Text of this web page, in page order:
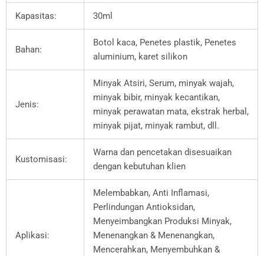
Kapasitas: 30ml
Bahan:
Botol kaca, Penetes plastik, Penetes
aluminium, karet silikon
Jenis:
Minyak Atsiri, Serum, minyak wajah,
minyak bibir, minyak kecantikan,
minyak perawatan mata, ekstrak herbal,
minyak pijat, minyak rambut, dll.
Kustomisasi:
Warna dan pencetakan disesuaikan
dengan kebutuhan klien
Aplikasi:
Melembabkan, Anti Inflamasi,
Perlindungan Antioksidan,
Menyeimbangkan Produksi Minyak,
Menenangkan & Menenangkan,
Mencerahkan, Menyembuhkan &